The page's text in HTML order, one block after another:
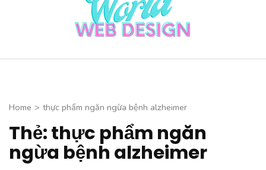
CẤP
Home > thực phẩm ngăn ngừa bệnh alzheimer
Thẻ: thực phẩm ngăn
ngừa bệnh alzheimer